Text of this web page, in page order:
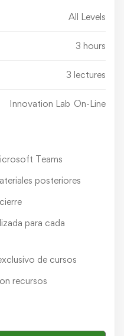
All Levels
3 hours
3 lectures
Innovation Lab On-Line
Teams
posteriores
para cada
de cursos
recursos